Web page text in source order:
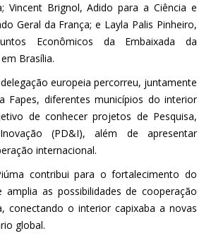
Vincent Brignol, Adido para a Ciência e
Geral da França; e Layla Palis Pinheiro,
Econômicos da Embaixada da
Brasília.
europeia percorreu, juntamente
Fapes, diferentes municípios do interior
de conhecer projetos de Pesquisa,
(PD&I), além de apresentar
internacional.
contribui para o fortalecimento do
amplia as possibilidades de cooperação
conectando o interior capixaba a novas
global.